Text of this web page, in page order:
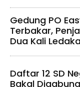
Gedung PO
Terbakar,
Dua Kali
Daftar 12 SD
Bakal